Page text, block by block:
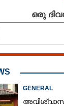
ഒരു
GENERAL